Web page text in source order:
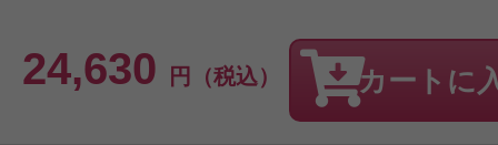
24,630 円（税込） カートに